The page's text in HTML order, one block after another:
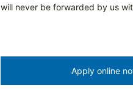
will never be forwarded by us
Apply online